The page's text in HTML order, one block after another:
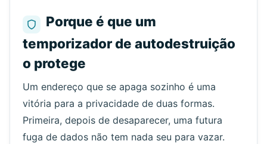
Porque é que um
temporizador de autodestruição
o protege
Um endereço que se apaga sozinho é uma
vitória para a privacidade de duas formas.
Primeira, depois de desaparecer, uma futura
fuga de dados não tem nada seu para vazar.